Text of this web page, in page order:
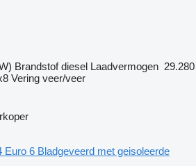
Brandstof diesel Laadvermogen 29.280
Vering veer/veer